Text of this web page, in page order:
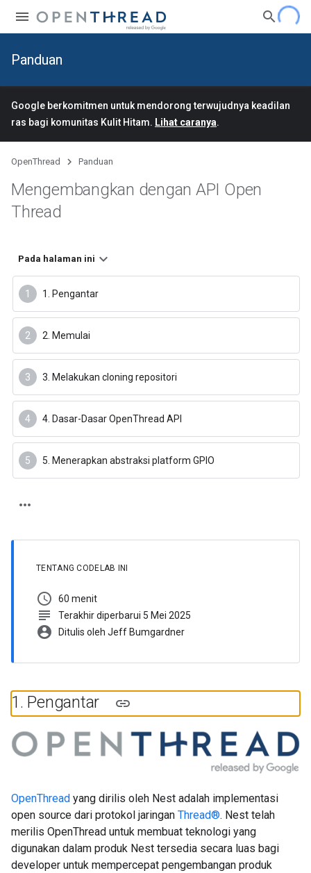
Panduan
Google berkomitmen untuk mendorong terwujudnya keadilan
ras bagi komunitas Kulit Hitam. Lihat caranya.
OpenThread Panduan
Mengembangkan dengan API Open
Thread
Pada halaman ini
1. Pengantar
2. Memulai
3. Melakukan cloning repositori
4. Dasar-Dasar OpenThread API
5. Menerapkan abstraksi platform GPIO
TENTANG CODELAB INI
schedule 60 menit
subject Terakhir diperbarui 5 Mei 2025
account_circle Ditulis oleh Jeff Bumgardner
1. Pengantar
OpenThread yang dirilis oleh Nest adalah implementasi
open source dari protokol jaringan Thread®. Nest telah
merilis OpenThread untuk membuat teknologi yang
digunakan dalam produk Nest tersedia secara luas bagi
developer untuk mempercepat pengembangan produk